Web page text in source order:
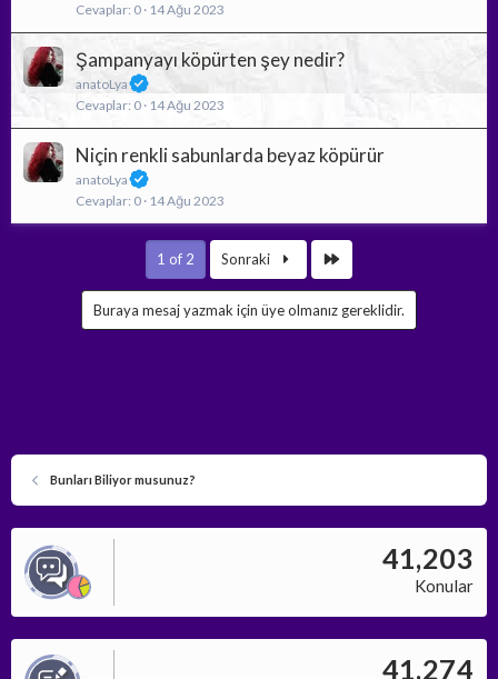
Cevaplar 0 14 Ağu 2023
Şampanyayı köpürten şey nedir?
anatoLya
Cevaplar 0 14 Ağu 2023
Niçin renkli sabunlarda beyaz köpürür
anatoLya
Cevaplar 0 14 Ağu 2023
1 of 2 Sonraki
Buraya mesaj yazmak için üye olmanız gereklidir.
Bunları Biliyor musunuz?
41,203
Konular
41,274